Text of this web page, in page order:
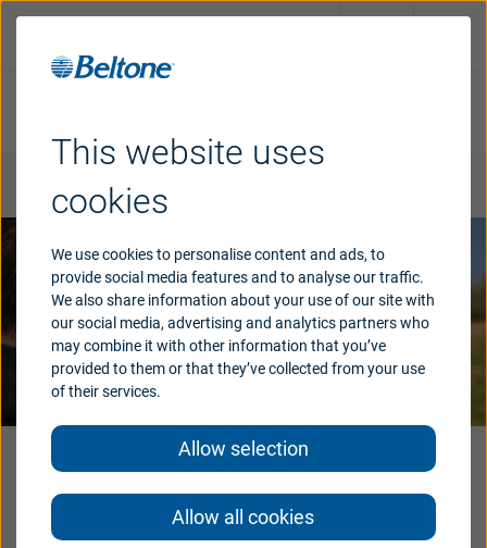
This website uses
cookies
We use cookies to personalise content and ads, to
provide social media features and to analyse our traffic.
We also share information about your use of our site with
our social media, advertising and analytics partners who
may combine it with other information that you’ve
provided to them or that they’ve collected from your use
of their services.
Allow selection
Allow all cookies
為何選擇Beltone
支援
中国
Austria
Brazil Canada
Beltone助聽器